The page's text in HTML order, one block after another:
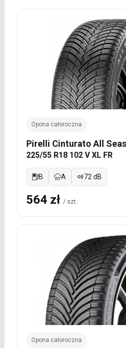
Opona całoroczna
Pirelli Cinturato All
225/55 R18 102 V XL FR
B A 72 dB
564 zł / szt.
Opona całoroczna